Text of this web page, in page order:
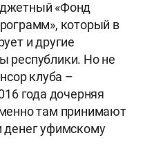
«Фонд
который в
и другие
республики. Но не
клуба –
года дочерняя
там принимают
денег уфимскому